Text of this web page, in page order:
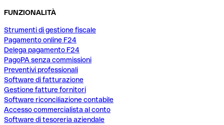
FUNZIONALITÀ
Strumenti di gestione fiscale
Pagamento online F24
Delega pagamento F24
PagoPA senza commissioni
Preventivi professionali
Software di fatturazione
Gestione fatture fornitori
Software riconciliazione contabile
Accesso commercialista al conto
Software di tesoreria aziendale